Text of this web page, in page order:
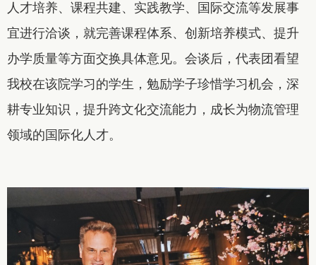
人才培养、课程共建、实践教学、国际交流等发展事
宜进行洽谈，就完善课程体系、创新培养模式、提升
办学质量等方面交换具体意见。会谈后，代表团看望
我校在该院学习的学生，勉励学子珍惜学习机会，深
耕专业知识，提升跨文化交流能力，成长为物流管理
领域的国际化人才。